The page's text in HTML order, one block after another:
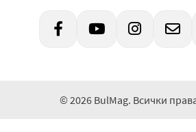
© 2026 BulMag. Всички